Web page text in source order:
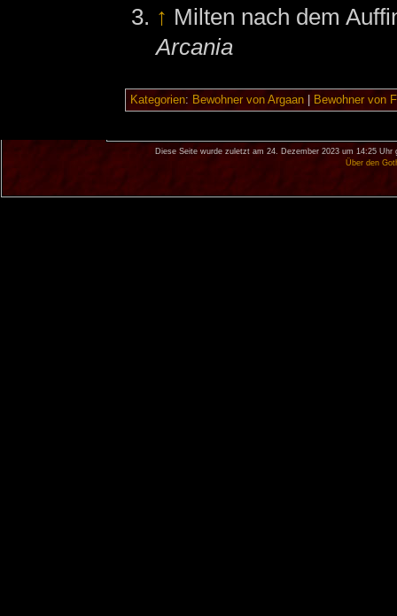
↑ Milten nach dem
Arcania
Kategorien: Bewohner von Argaan| Bewohner von
Diese Seite wurde zuletzt am 24. Dezember 2023 um 14:25 Uhr
Über den